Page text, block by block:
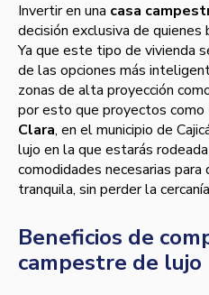
Invertir en una casa
decisión exclusiva de quienes
Ya que este tipo de vivienda
de las opciones más
zonas de alta proyección
por esto que proyectos como
Clara, en el municipio de
lujo en la que estarás
comodidades necesarias para
tranquila, sin perder la
Beneficios de
campestre de lujo